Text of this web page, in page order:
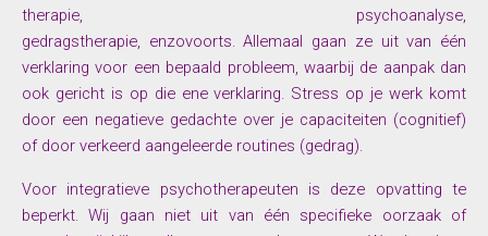
therapie, psychoanalyse,
gedragstherapie, enzovoorts. Allemaal gaan ze uit van één
verklaring voor een bepaald probleem, waarbij de aanpak dan
ook gericht is op die ene verklaring. Stress op je werk komt
door een negatieve gedachte over je capaciteiten (cognitief)
of door verkeerd aangeleerde routines (gedrag).
Voor integratieve psychotherapeuten is deze opvatting te
beperkt. Wij gaan niet uit van één specifieke oorzaak of